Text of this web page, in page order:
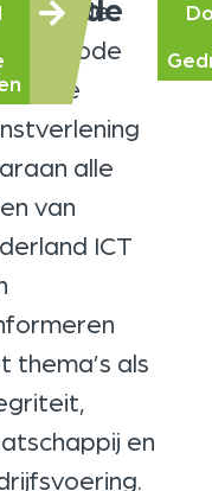
ook de
onze
alle
van
ICT
thema’s als
en